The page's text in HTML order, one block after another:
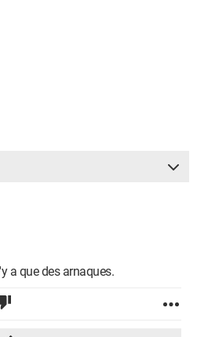
a que des arnaques.